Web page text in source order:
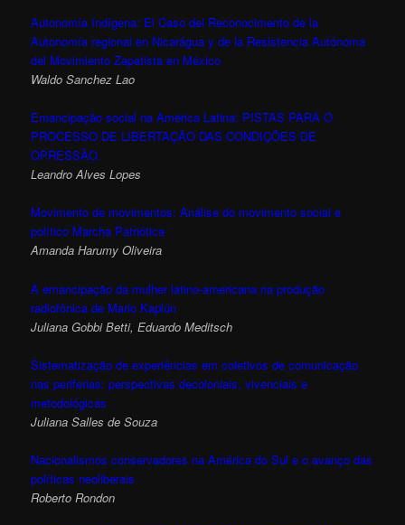
Autonomía Indígena: El Caso del Reconocimento de la
Autonomía regional en Nicarágua y de la Resistencia Autónoma
del Movimiento Zapatista en México
Waldo Sanchez Lao
Emancipação social na América Latina: PISTAS PARA O
PROCESSO DE LIBERTAÇÃO DAS CONDIÇÕES DE
OPRESSÃO.
Leandro Alves Lopes
Movimento de movimentos: Análise do movimento social e
político Marcha Patriótica
Amanda Harumy Oliveira
A emancipação da mulher latino-americana na produção
radiofônica de Mario Kaplún
Juliana Gobbi Betti, Eduardo Meditsch
Sistematização de experiências em coletivos de comunicação
nas periferias: perspectivas decoloniais, vivenciais e
metodológicas
Juliana Salles de Souza
Nacionalismos conservadores na América do Sul e o avanço das
políticas neoliberais
Roberto Rondon